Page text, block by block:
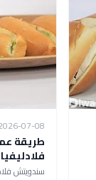
07-08
طريقة
سندويتش